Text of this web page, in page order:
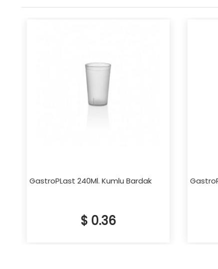
GastroPLast 240Ml. Kumlu Bardak
$ 0.36